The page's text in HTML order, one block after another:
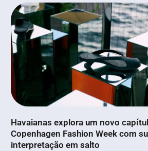
Havaianas explora um novo
Copenhagen Fashion Week com
interpretação em salto